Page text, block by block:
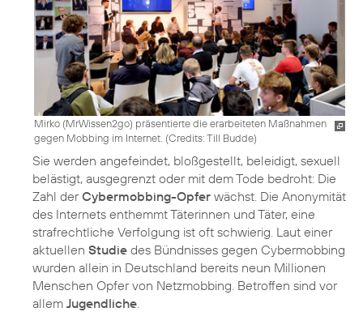
Mirko (MrWissen2go) präsentierte die erarbeiteten Maßnahmen
gegen Mobbing im Internet. (Credits: Till Budde)
Sie werden angefeindet, bloßgestellt, beleidigt, sexuell
belästigt, ausgegrenzt oder mit dem Tode bedroht: Die
Zahl derCybermobbing-Opfer wächst. Die Anonymität
des Internets enthemmt Täterinnen und Täter, eine
strafrechtliche Verfolgung ist oft schwierig. Laut einer
aktuellen Studie des Bündnisses gegen Cybermobbing
wurden allein in Deutschland bereits neun Millionen
Menschen Opfer von Netzmobbing. Betroffen sind vor
allem Jugendliche